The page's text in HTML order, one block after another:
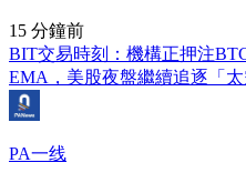
15 分鐘前
BIT交易時刻：機構正押注
EMA，美股夜盤繼續追逐「太
PA一线